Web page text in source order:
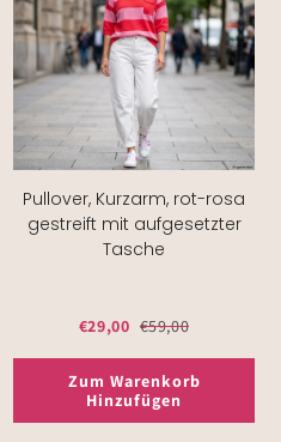
Pullover, Kurzarm, rot-rosa
gestreift mit aufgesetzter
Tasche
€29,00 €59,00
Zum Warenkorb
Hinzufügen